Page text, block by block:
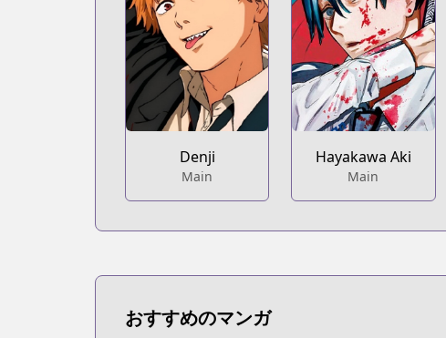
Denji
Main
Hayakawa Aki
Main
おすすめのマンガ